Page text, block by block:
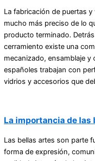
La fabricación de puertas
mucho más preciso de lo
producto terminado.
cerramiento existe una
mecanizado, ensamblaje
españoles trabajan con
vidrios y accesorios que
La importancia de
Las bellas artes son parte
forma de expresión,